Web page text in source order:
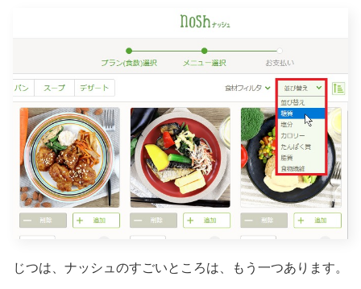
じつは、ナッシュのすごいところは、もう一つあります。